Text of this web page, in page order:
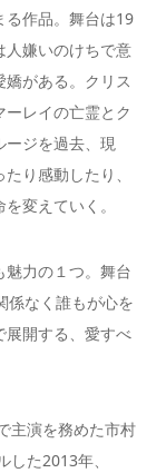
る作品。舞台は19
人嫌いのけちで意
がある。クリス
レイの亡霊とク
ージを過去、現
り感動したり、
変えていく。
力の１つ。舞台
係なく誰もが心を
展開する、愛すべ
主演を務めた市村
た2013年、